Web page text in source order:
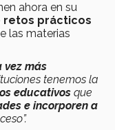
ahora en su
retos prácticos
las materias
vez más
tenemos la
educativos que
e incorporen a